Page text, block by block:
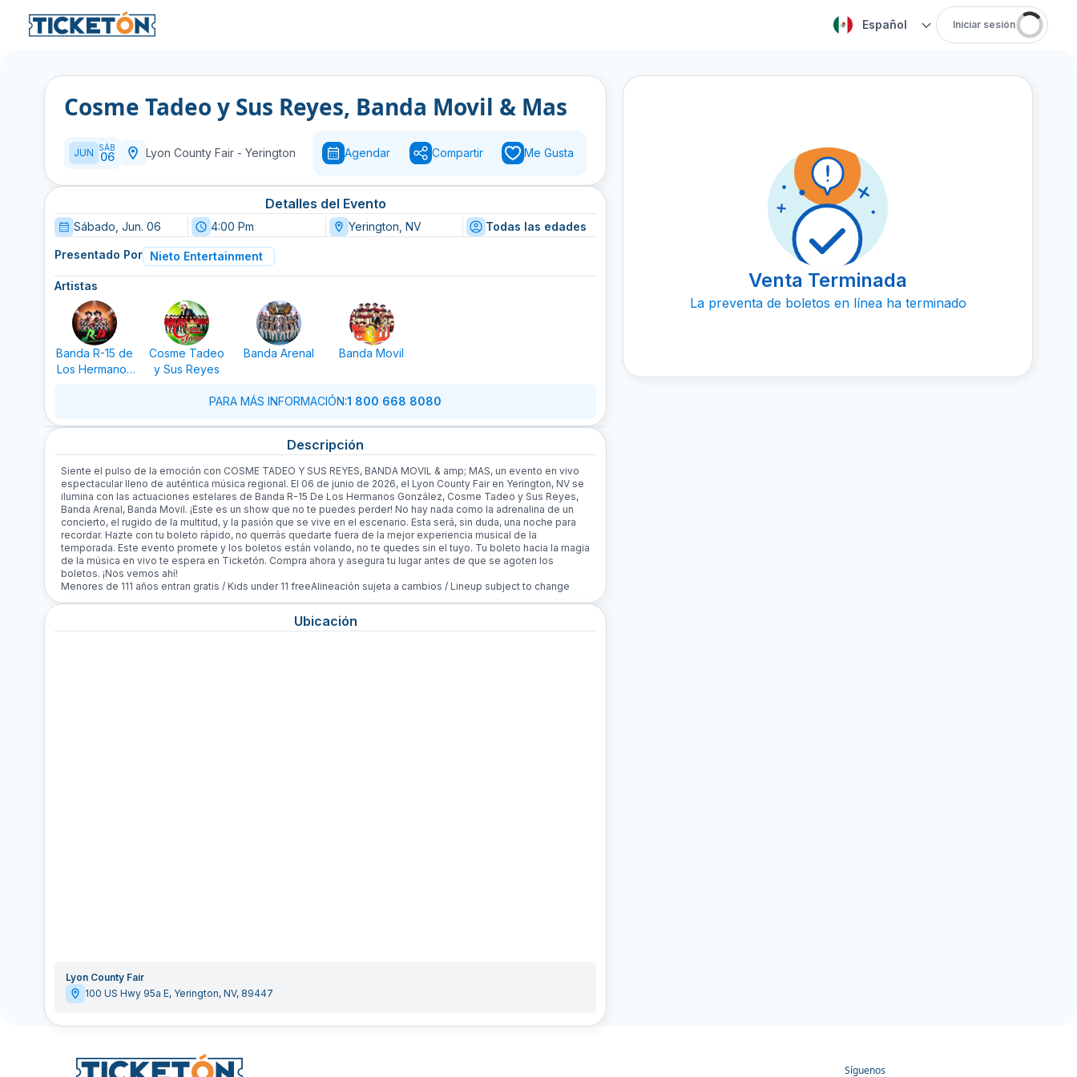
Español Iniciar sesión
Cosme Tadeo y Sus Reyes, Banda Movil & Mas
JUN SÁB
06 Lyon County Fair - Yerington Agendar Compartir Me Gusta
Detalles del Evento
Sábado, Jun. 06 4:00 Pm Yerington, NV Todas las edades
Presentado Por Nieto Entertainment
Artistas
Banda R-15 de
Los Hermanos
Cosme Tadeo
y Sus Reyes
Banda Arenal Banda Movil
PARA MÁS INFORMACIÓN:1 800 668 8080
Descripción
Siente el pulso de la emoción con COSME TADEO Y SUS REYES, BANDA MOVIL & amp; MAS, un evento en vivo
espectacular lleno de auténtica música regional. El 06 de junio de 2026, el Lyon County Fair en Yerington, NV se
ilumina con las actuaciones estelares de Banda R-15 De Los Hermanos González, Cosme Tadeo y Sus Reyes,
Banda Arenal, Banda Movil. ¡Este es un show que no te puedes perder! No hay nada como la adrenalina de un
concierto, el rugido de la multitud, y la pasión que se vive en el escenario. Esta será, sin duda, una noche para
recordar. Hazte con tu boleto rápido, no querrás quedarte fuera de la mejor experiencia musical de la
temporada. Este evento promete y los boletos están volando, no te quedes sin el tuyo. Tu boleto hacia la magia
de la música en vivo te espera en Ticketón. Compra ahora y asegura tu lugar antes de que se agoten los
boletos. ¡Nos vemos ahí!
Menores de 111 años entran gratis / Kids under 11 freeAlineación sujeta a cambios / Lineup subject to change
Ubicación
Lyon County Fair
100 US Hwy 95a E, Yerington, NV, 89447
Venta Terminada
La preventa de boletos en línea ha terminado
Síguenos